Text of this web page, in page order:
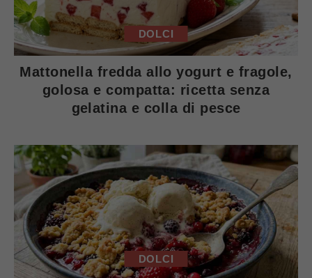
DOLCI
Mattonella fredda allo yogurt e fragole,
golosa e compatta: ricetta senza
gelatina e colla di pesce
DOLCI